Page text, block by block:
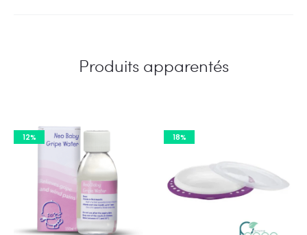
Produits apparentés
12% 18%